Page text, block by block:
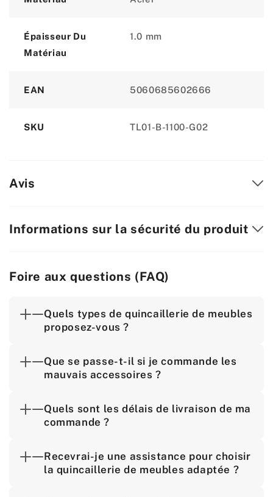
Épaisseur Du
Matériau
1.0 mm
EAN 5060685602666
SKU TL01-B-1100-G02
Avis
Informations sur la sécurité du produit
Foire aux questions (FAQ)
Quels types de quincaillerie de meubles
proposez-vous ?
Que se passe-t-il si je commande les
mauvais accessoires ?
Quels sont les délais de livraison de ma
commande ?
Recevrai-je une assistance pour choisir
la quincaillerie de meubles adaptée ?